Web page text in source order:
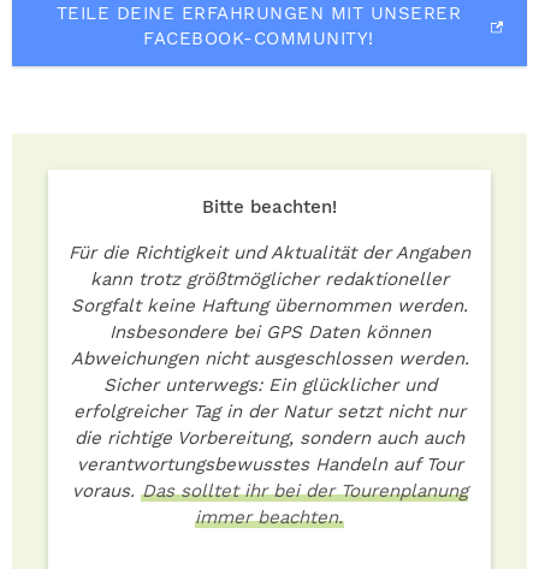
TEILE DEINE ERFAHRUNGEN MIT UNSERER
FACEBOOK-COMMUNITY!
Bitte beachten!
Für die Richtigkeit und Aktualität der Angaben
kann trotz größtmöglicher redaktioneller
Sorgfalt keine Haftung übernommen werden.
Insbesondere bei GPS Daten können
Abweichungen nicht ausgeschlossen werden.
Sicher unterwegs: Ein glücklicher und
erfolgreicher Tag in der Natur setzt nicht nur
die richtige Vorbereitung, sondern auch auch
verantwortungsbewusstes Handeln auf Tour
voraus. Das solltet ihr bei der Tourenplanung
immer beachten.